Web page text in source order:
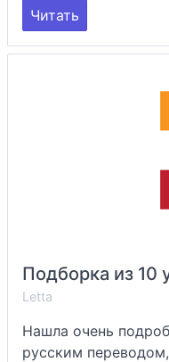
Читать
Letta
Нашла очень
русским